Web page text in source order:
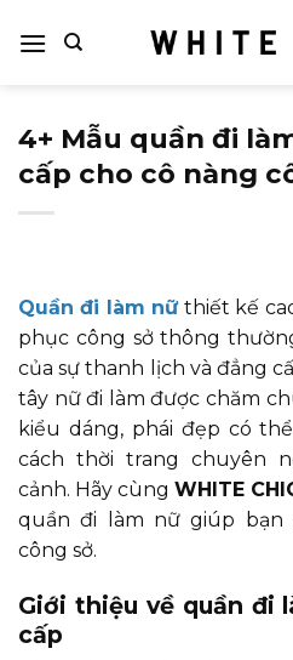
qua
4+ Mẫu quần đi
cấp cho cô nàng
Quần đi làm nữthiết kế
phục công sở thông
của sự thanh lịch và đẳng
tây nữ đi làm được chăm
kiểu dáng, phái đẹp có
cách thời trang chuyên
cảnh. Hãy cùng WHITE
quần đi làm nữ giúp bạn
công sở.
Giới thiệu về quần đi
cấp